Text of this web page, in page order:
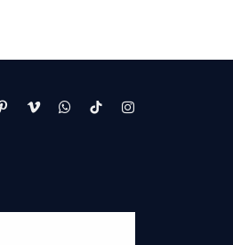
PinterestVimeoWhatsApp
TikTokInstagram